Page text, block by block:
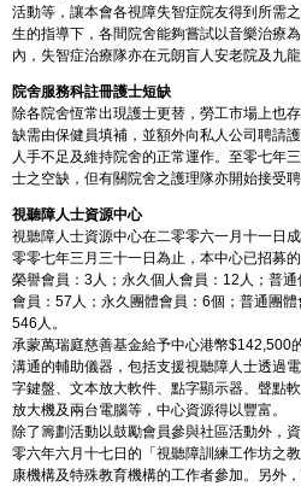
活動等，讓本會各視障失智症院友得到所需
生的指導下，各間院舍能夠嘗試以音樂治療
內，失智症治療隊亦在元朗盲人安老院及九
院舍服務科註冊護士短缺
除各院舍恆常出現護士更替，勞工市場上也
缺需由保健員填補，並額外向私人公司聘請
人手不足及維持院舍的正常運作。至零七年
士之空缺，但有關院舍之護理隊亦開始接受
視聽障人士資源中心
視聽障人士資源中心在二零零六一月十一日
零零七年三月三十一日為止，本中心已招募
榮譽會員：3人；永久個人會員：12人；普通
會員：57人；永久團體會員：6個；普通團
546人。
承蒙萬瑞庭慈善基金給予中心港幣$142,500
溝通的輔助儀器，包括支援視聽障人士透過
字鍵盤、文本放大軟件、點字顯示器、聲點
放大機及兩台電腦等，中心資源得以豐富。
除了籌劃活動以鼓勵會員參與社區活動外，
零六年六月十七日的「視聽障訓練工作坊之
康機構及特殊教育機構的工作者參加。另外